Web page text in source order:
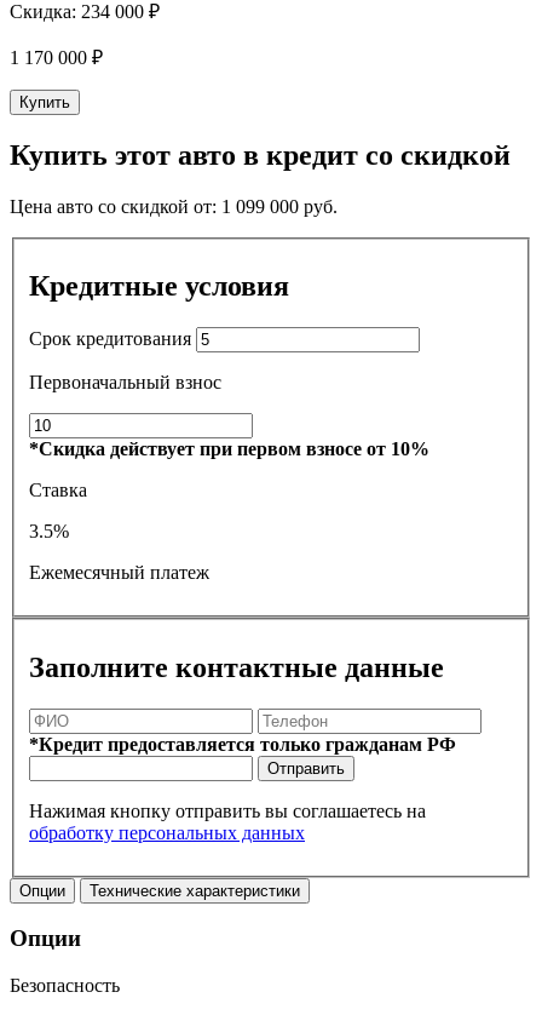
Скидка: 234 000 ₽
1 170 000 ₽
Купить
Купить этот авто в кредит со скидкой
Цена авто со скидкой от: 1 099 000 руб.
Кредитные условия
Срок кредитования
Первоначальный взнос
*Скидка действует при первом взносе от 10%
Ставка
3.5%
Ежемесячный платеж
Заполните контактные данные
*Кредит предоставляется только гражданам РФ
Отправить
Нажимая кнопку отправить вы соглашаетесь на
обработку персональных данных
Опции Технические характеристики
Опции
Безопасность